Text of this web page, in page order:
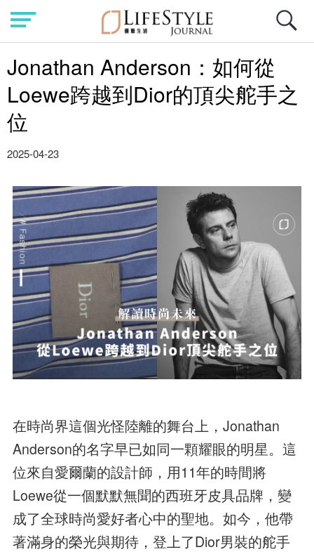
Jonathan Anderson：如何從
Loewe跨越到Dior的頂尖舵手之
位
2025-04-23
在時尚界這個光怪陸離的舞台上，Jonathan
Anderson的名字早已如同一顆耀眼的明星。這
位來自愛爾蘭的設計師，用11年的時間將
Loewe從一個默默無聞的西班牙皮具品牌，變
成了全球時尚愛好者心中的聖地。如今，他帶
著滿身的榮光與期待，登上了Dior男裝的舵手